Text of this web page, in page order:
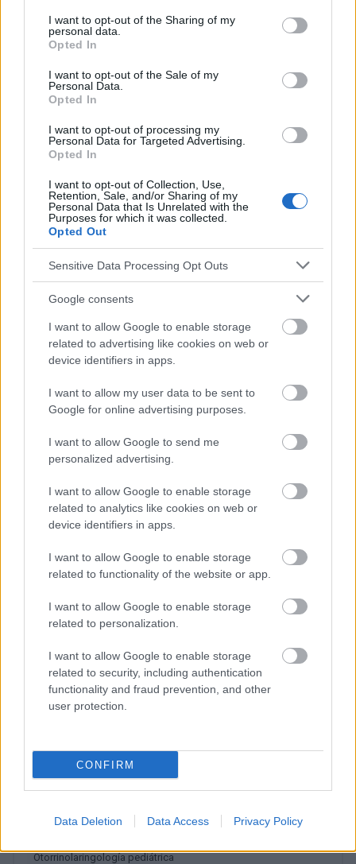
not limited to your visit or usage behaviour. You may click to
grant or deny consent to Google and its third-party tags to
use your data for below specified purposes in below Google
consent section.
I want to opt-out of the Sharing of my
personal data.
Opted In
I want to opt-out of the Sale of my
Personal Data.
Opted In
I want to opt-out of processing my
Personal Data for Targeted Advertising.
Opted In
I want to opt-out of Collection, Use,
Retention, Sale, and/or Sharing of my
Personal Data that Is Unrelated with the
Purposes for which it was collected.
Opted Out
Sensitive Data Processing Opt Outs
Google consents
I want to allow Google to enable storage
related to advertising like cookies on web or
device identifiers in apps.
I want to allow my user data to be sent to
Google for online advertising purposes.
I want to allow Google to send me
personalized advertising.
I want to allow Google to enable storage
related to analytics like cookies on web or
device identifiers in apps.
I want to allow Google to enable storage
related to functionality of the website or app.
I want to allow Google to enable storage
related to personalization.
I want to allow Google to enable storage
related to security, including authentication
functionality and fraud prevention, and other
user protection.
CONFIRM
Data Deletion Data Access Privacy Policy
propagación de bacterias y virus de la nariz a las
daños en los tejidos y estructuras del interior de la
nariz,
hemorragias nasales.
Para dejar de hurgarsela nariz, conviene identificar
primero la causa de sus hábitos. Unas fosas nasales
demasiado secas pueden provocar una mayor
sequedad de las secreciones, por lo que es
importante mantenerlas suficientemente húmedas,
por ejemplo bebiendo suficiente agua o comprando
un humidificador.
Las alergias u otras infecciones de las vías
respiratorias superiores pueden provocar el deseo
hurgarse la nariz.
Tratar estas afecciones puede
ayudar a combatir este desagradable hábito.
Algunos remedios caseros, como beber mucha
agua, aumentar la humedad o aplicar una fina capa
pueden ayudar y aliviar los síntomas asociados a las
¿Quiere estar al día? Síganos en Go ogleNews
Hurgarse la nariz
Secreción nasal
Otorrinolaringología
Otorrinolaringología pediátrica